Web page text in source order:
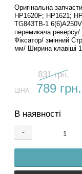
Оригінальна
HP1620F; HP1621;
TG843TB-1
перемикача реверсу/
Фіксатор/ змінний
мм/ Ширина клавіші
831 грн.
ЦІНА: 789 грн.
В наявності
-